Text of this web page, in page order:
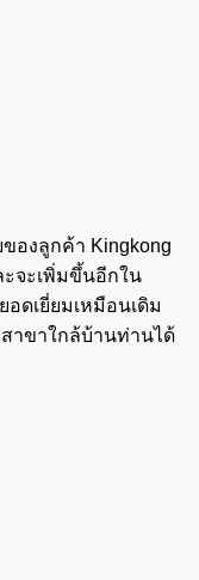
องลูกค้า Kingkong
ะจะเพิ่มขึ้นอีกใน
ดเยี่ยมเหมือนเดิม
าขาใกล้บ้านท่านได้